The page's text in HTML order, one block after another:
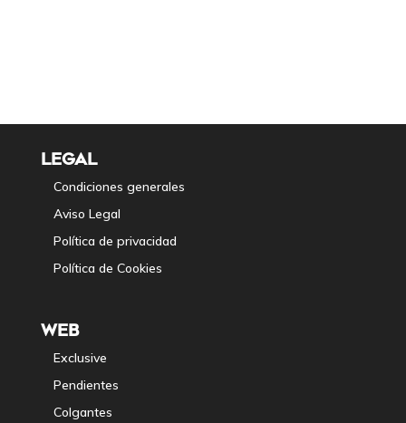
LEGAL
Condiciones generales
Aviso Legal
Política de privacidad
Política de Cookies
WEB
Exclusive
Pendientes
Colgantes